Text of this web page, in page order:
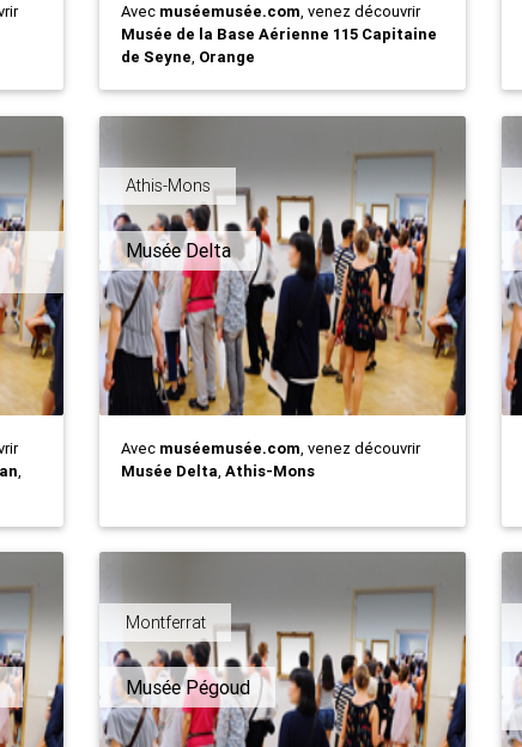
Avec muséemusée.com, venez découvrir
Musée de la Base Aérienne 115 Capitaine
de Seyne, Orange
,
Athis-Mons
Musée Delta
Avec muséemusée.com, venez découvrir
Musée Delta, Athis-Mons
Montferrat
Musée Pégoud